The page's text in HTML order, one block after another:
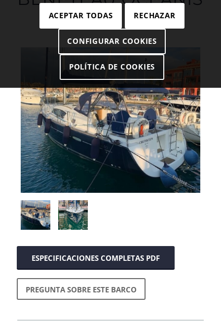
40
ESPECIFICACIONES COMPLETAS PDF
PREGUNTA SOBRE ESTE BARCO
ACEPTAR TODAS RECHAZAR
CONFIGURAR COOKIES
POLÍTICA DE COOKIES